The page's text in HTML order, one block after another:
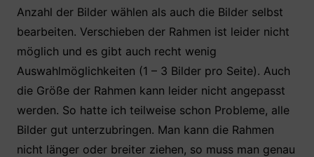
Anzahl der Bilder wählen als auch die Bilder selbst
bearbeiten. Verschieben der Rahmen ist leider nicht
möglich und es gibt auch recht wenig
Auswahlmöglichkeiten (1 – 3 Bilder pro Seite). Auch
die Größe der Rahmen kann leider nicht angepasst
werden. So hatte ich teilweise schon Probleme, alle
Bilder gut unterzubringen. Man kann die Rahmen
nicht länger oder breiter ziehen, so muss man genau